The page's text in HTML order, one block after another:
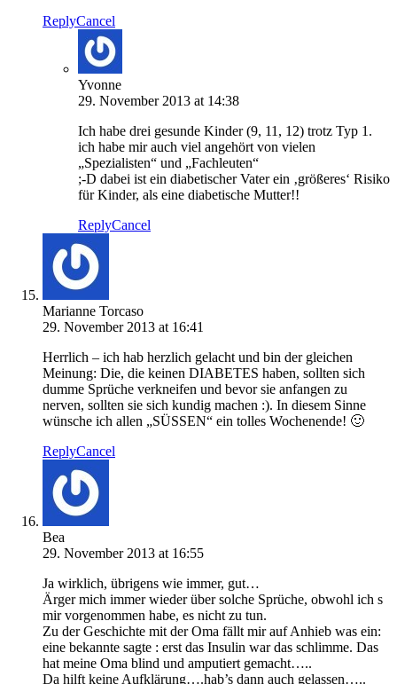
ReplyCancel
Yvonne
29. November 2013 at 14:38
Ich habe drei gesunde Kinder (9, 11, 12) trotz Typ 1.
ich habe mir auch viel angehört von vielen
„Spezialisten“ und „Fachleuten“
;-D dabei ist ein diabetischer Vater ein ‚größeres‘ Risiko
für Kinder, als eine diabetische Mutter!!
ReplyCancel
Marianne Torcaso
29. November 2013 at 16:41
Herrlich – ich hab herzlich gelacht und bin der gleichen
Meinung: Die, die keinen DIABETES haben, sollten sich
dumme Sprüche verkneifen und bevor sie anfangen zu
nerven, sollten sie sich kundig machen :). In diesem Sinne
wünsche ich allen „SÜSSEN“ ein tolles Wochenende! 🙂
ReplyCancel
Bea
29. November 2013 at 16:55
Ja wirklich, übrigens wie immer, gut…
Ärger mich immer wieder über solche Sprüche, obwohl ich s
mir vorgenommen habe, es nicht zu tun.
Zu der Geschichte mit der Oma fällt mir auf Anhieb was ein:
eine bekannte sagte : erst das Insulin war das schlimme. Das
hat meine Oma blind und amputiert gemacht…..
Da hilft keine Aufklärung….hab’s dann auch gelassen…..